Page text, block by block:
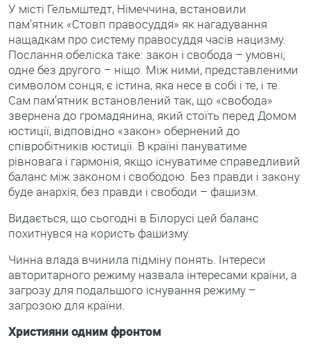
У місті Гельмштедт, Німеччина, встановили
пам’ятник «Стовп правосуддя» як нагадування
нащадкам про систему правосуддя часів нацизму.
Послання обеліска таке: закон і свобода – умовні;
одне без другого – ніщо. Між ними, представленими
символом сонця, є істина, яка несе в собі і те, і те.
Сам пам’ятник встановлений так, що «свобода»
звернена до громадянина, який стоїть перед Домом
юстиції, відповідно «закон» обернений до
співробітників юстиції. В країні пануватиме
рівновага і гармонія, якщо існуватиме справедливий
баланс між законом і свободою. Без правди і закону
буде анархія, без правди і свободи – фашизм.
Видається, що сьогодні в Білорусі цей баланс
похитнувся на користь фашизму.
Чинна влада вчинила підміну понять. Інтереси
авторитарного режиму назвала інтересами країни, а
загрозу для подальшого існування режиму –
загрозою для країни.
Християни одним фронтом